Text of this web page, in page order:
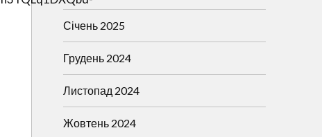
Січень 2025
Грудень 2024
Листопад 2024
Жовтень 2024